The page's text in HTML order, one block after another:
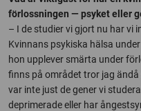
förlossningen — psyket eller
– I de studier vi gjort nu har vi
Kvinnans psykiska hälsa
hon upplever smärta under
finns på området tror jag
var inte just de gener vi
deprimerade eller har